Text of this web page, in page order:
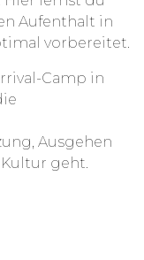
Aufenthalt in
vorbereitet.
Camp in
Ausgehen
geht.